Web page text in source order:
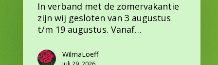
In verband met de zomervakantie
zijn wij gesloten van 3 augustus
t/m 19 augustus. Vanaf…
WilmaLoeff